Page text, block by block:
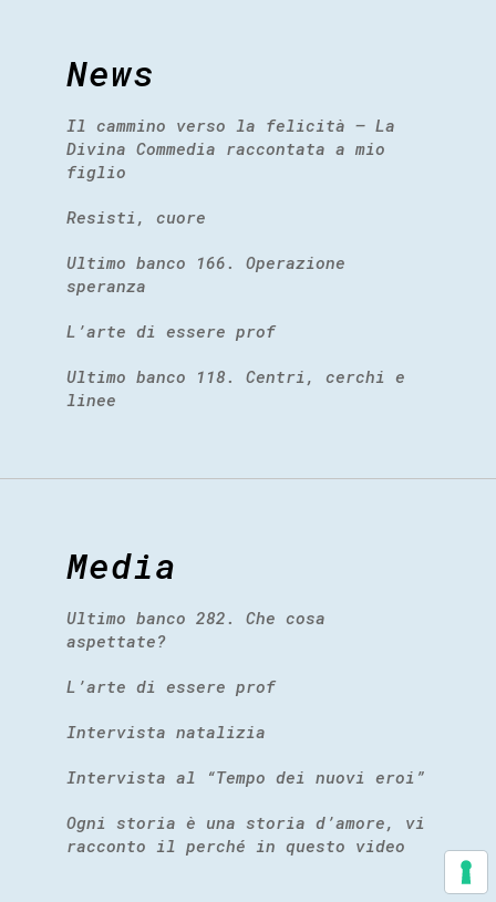
News
Il cammino verso la felicità – La
Divina Commedia raccontata a mio
figlio
Resisti, cuore
Ultimo banco 166. Operazione
speranza
L’arte di essere prof
Ultimo banco 118. Centri, cerchi e
linee
Media
Ultimo banco 282. Che cosa
aspettate?
L’arte di essere prof
Intervista natalizia
Intervista al “Tempo dei nuovi eroi”
Ogni storia è una storia d’amore, vi
racconto il perché in questo video